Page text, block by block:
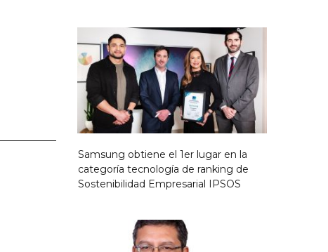
Samsung obtiene el 1er lugar en la
categoría tecnología de ranking de
Sostenibilidad Empresarial IPSOS